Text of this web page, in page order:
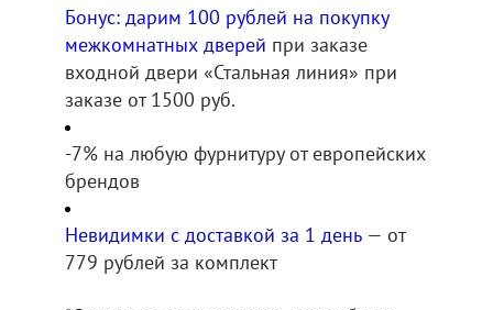
Бонус: дарим 100 рублей на покупку
межкомнатных дверей при заказе
входной двери «Стальная линия» при
заказе от 1500 руб.
-7% на любую фурнитуру от европейских
брендов
Невидимки с доставкой за 1 день — от
779 рублей за комплект